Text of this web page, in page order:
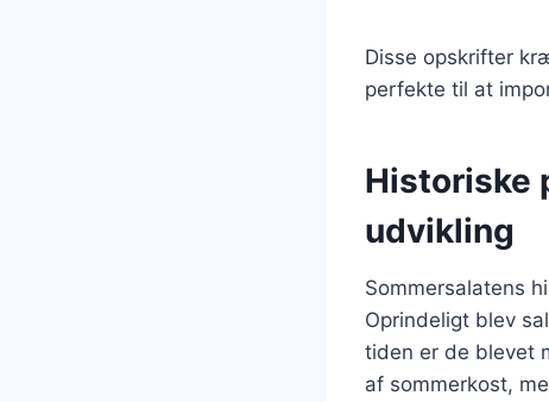
Disse opskrifter
perfekte til at
Historiske
udvikling
Sommersalatens
Oprindeligt blev
tiden er de blevet
af sommerkost,